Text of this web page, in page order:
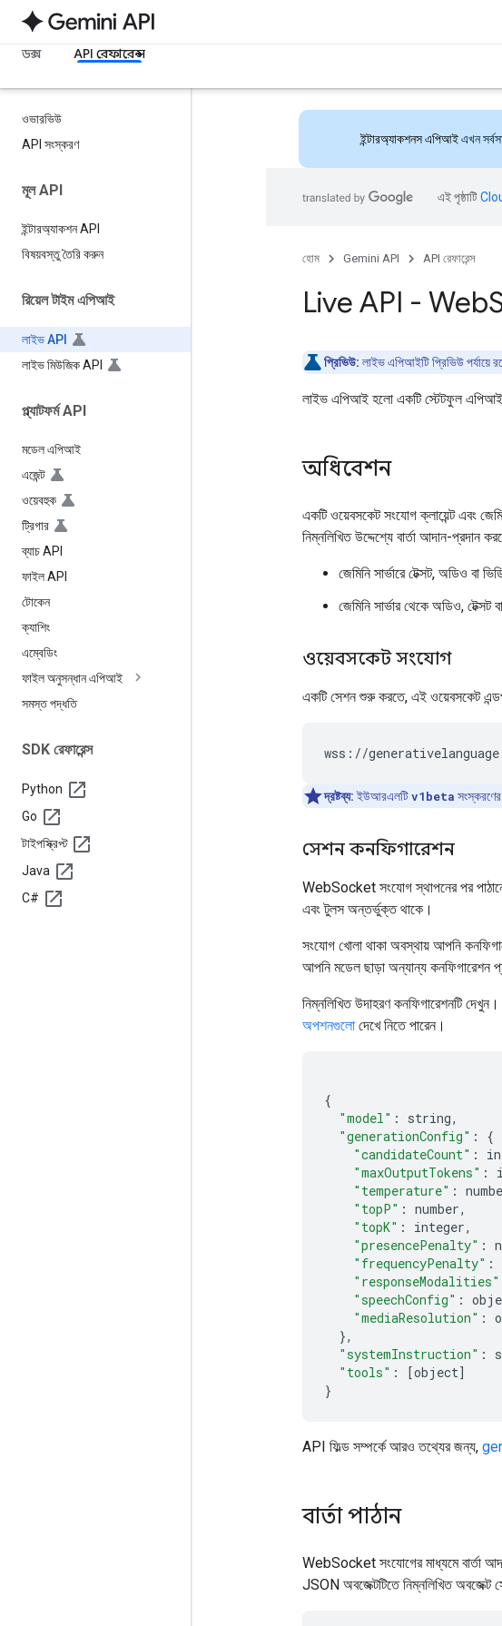
ডক্স API রেফারেন্স
ওভারভিউ
API সংস্করণ
মূল API
ইন্টারঅ্যাকশন API
বিষয়বস্তু তৈরি করুন
রিয়েল টাইম এপিআই
লাইভ API
লাইভ মিউজিক API
প্ল্যাটফর্ম API
মডেল এপিআই
এজেন্ট
ওয়েবহুক
ট্রিগার
ব্যাচ API
ফাইল API
টোকেন
ক্যাশিং
এম্বেডিং
ফাইল অনুসন্ধান এপিআই
সমস্ত পদ্ধতি
SDK রেফারেন্স
Python
Go
টাইপস্ক্রিপ্ট
Java
C#
ইন্টারঅ্যাকশনস এপিআইএখন
এই পৃষ্ঠাটি
হোম Gemini API API রেফারেন্স
Live API - Web
প্রিভিউ: লাইভ এপিআইটি প্রিভিউ পর্যায়ে
লাইভ এপিআই হলো একটি স্টেটফুল এপিআই
অধিবেশন
একটি ওয়েবসকেট সংযোগ ক্লায়েন্ট এবং
নিম্নলিখিত উদ্দেশ্যে বার্তা আদান-প্রদান
জেমিনি সার্ভারে টেক্সট, অডিও বা
জেমিনি সার্ভার থেকে অডিও,
ওয়েবসকেট সংযোগ
একটি সেশন শুরু করতে, এই ওয়েবসকেট
দ্রষ্টব্য: ইউআরএলটিv1beta
সেশন কনফিগারেশন
WebSocket সংযোগ স্থাপনের পর পাঠানো
এবং টুলস অন্তর্ভুক্ত থাকে।
সংযোগ খোলা থাকা অবস্থায় আপনি
আপনি মডেল ছাড়া অন্যান্য কনফিগারেশন
নিম্নলিখিত উদাহরণ কনফিগারেশনটি
অপশনগুলো দেখে নিতে পারেন।
{
"model" : string,
"generationConfig" :
{
"candidateCount" :
"maxOutputTokens" :
"temperature" :
"topP" : number,
"topK" : integer,
"presencePenalty" :
"frequencyPenalty" :
"responseModalities"
"speechConfig" :
"mediaResolution" :
},
"systemInstruction" :
"tools" : [object]
}
API ফিল্ড সম্পর্কে আরও তথ্যের জন্য,
বার্তা পাঠান
WebSocket সংযোগের মাধ্যমে বার্তা
JSON অবজেক্টটিতে নিম্নলিখিত অবজেক্ট